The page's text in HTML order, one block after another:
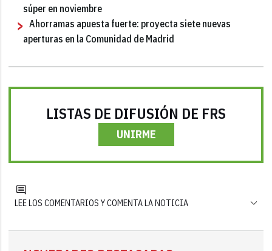
súper en noviembre
Ahorramas apuesta fuerte: proyecta siete nuevas
aperturas en la Comunidad de Madrid
LISTAS DE DIFUSIÓN DE FRS
UNIRME
LEE LOS COMENTARIOS Y COMENTA LA NOTICIA